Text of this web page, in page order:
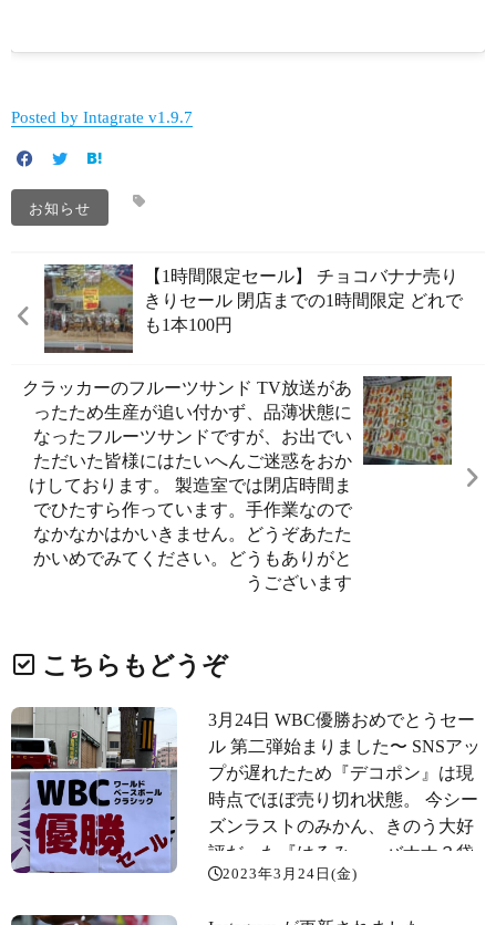
Posted by Intagrate v1.9.7
お知らせ
【1時間限定セール】 チョコバナナ売り
きりセール 閉店までの1時間限定 どれで
も1本100円️
クラッカーのフルーツサンド️ TV放送があ
ったため生産が追い付かず、品薄状態に
なったフルーツサンドですが、お出でい
ただいた皆様にはたいへんご迷惑をおか
けしております。 製造室では閉店時間ま
でひたすら作っています。手作業なので
なかなかはかいきません。どうぞあたた
かいめでみてください。どうもありがと
うございます️
こちらもどうぞ
3月24日 WBC優勝おめでとうセー
ル 第二弾始まりました〜 SNSアッ
プが遅れたため『デコポン』は現
時点でほぼ売り切れ状態。 今シー
ズンラストのみかん、きのう大好
評だった『はるみ』、バナナ３袋
599円などお楽しみがいっぱいで
2023年3月24日(金)